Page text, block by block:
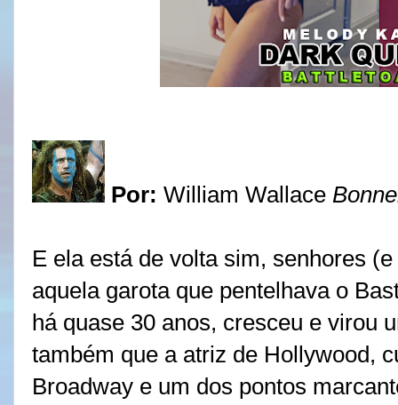
Por: William Wallace
E ela está de volta sim, senhores
aquela garota que pentelhava o
há quase 30 anos, cresceu e virou
também que a atriz de Hollywood,
Broadway e um dos pontos